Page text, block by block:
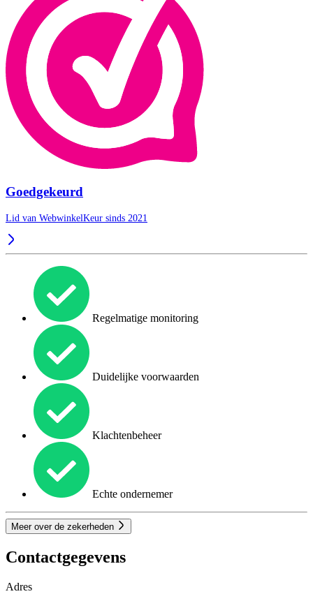
Goedgekeurd
Lid van WebwinkelKeur sinds 2021
Regelmatige monitoring
Duidelijke voorwaarden
Klachtenbeheer
Echte ondernemer
Meer over de zekerheden
Contactgegevens
Adres